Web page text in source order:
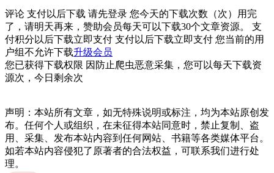
评论 支付以后下载 请先登录 您今天的下载次数（次）用完
了，请明天再来，赞助会员每天可以下载30个文章资源。 支
付积分以后下载立即支付 支付以后下载立即支付 您当前的用
户组不允许下载升级会员
您已获得下载权限 因防止爬虫恶意采集，您可以每天下载资
源次，今日剩余次
声明：本站所有文章，如无特殊说明或标注，均为本站原创发
布。任何个人或组织，在未征得本站同意时，禁止复制、盗
用、采集、发布本站内容到任何网站、书籍等各类媒体平台。
如若本站内容侵犯了原著者的合法权益，可联系我们进行处
理。